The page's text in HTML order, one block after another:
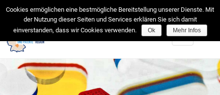
facebook
Toggle
Cookies ermöglichen eine bestmögliche Bereitstellung unserer Dienste. Mit
der Nutzung dieser Seiten und Services erklären Sie sich damit
einverstanden, dass wir Cookies verwenden.
Ok Mehr Infos